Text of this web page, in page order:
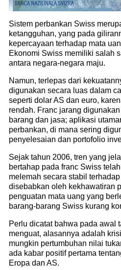
Sistem perbankan Swiss
ketangguhan, yang pada
kepercayaan terhadap mata
Ekonomi Swiss memiliki salah
antara negara-negara maju.
Namun, terlepas dari
digunakan secara luas dalam
seperti dolar AS dan euro,
rendah. Franc jarang
barang dan jasa; aplikasi
perbankan, di mana sering
penyelesaian dan portofolio
Sejak tahun 2006, tren yang
bertahap pada franc Swiss
melemah secara stabil
disebabkan oleh kekhawatiran
penguatan mata uang yang
barang-barang Swiss kurang
Perlu dicatat bahwa pada awal
menguat, alasannya adalah
mungkin pertumbuhan nilai
ada kabar positif pertama
Eropa dan AS.